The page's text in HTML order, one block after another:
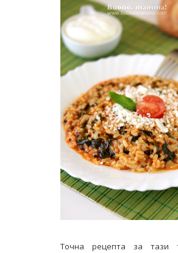
Точна рецепта за тази